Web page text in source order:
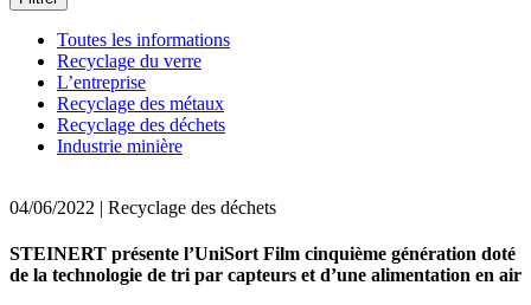
Toutes les informations
Recyclage du verre
L’entreprise
Recyclage des métaux
Recyclage des déchets
Industrie minière
04/06/2022 | Recyclage des déchets
STEINERT présente l’UniSort Film cinquième génération doté
de la technologie de tri par capteurs et d’une alimentation en air